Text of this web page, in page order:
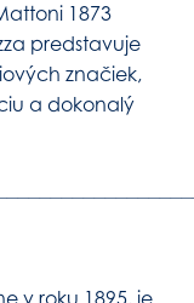
1873
predstavuje
značiek,
a dokonalý